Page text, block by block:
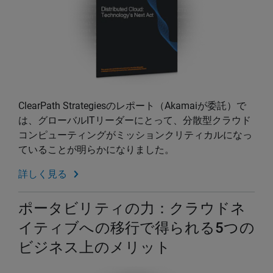
ClearPath Strategiesのレポート（Akamaiが委託）で
は、グローバルITリーダーにとって、分散型クラウド
コンピューティングがミッションクリティカルになっ
ていることが明らかになりました。
詳しく見る
ポータビリティの力：クラウドネ
イティブへの移行で得られる5つの
ビジネス上のメリット